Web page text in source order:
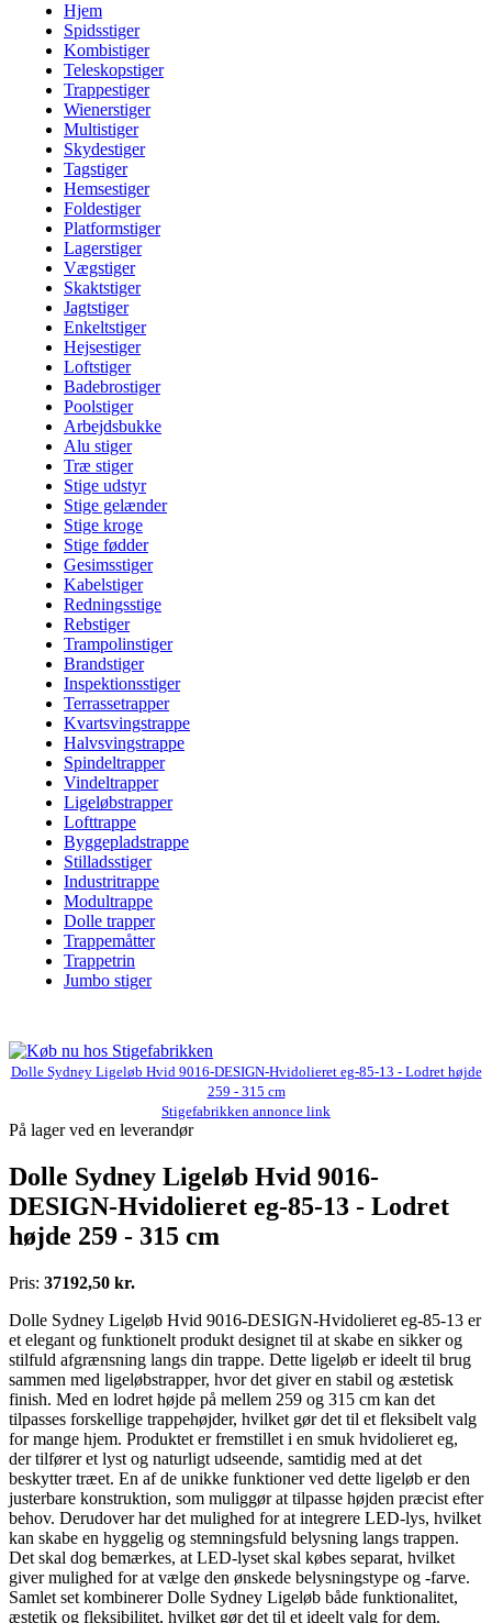
Hjem
Spidsstiger
Kombistiger
Teleskopstiger
Trappestiger
Wienerstiger
Multistiger
Skydestiger
Tagstiger
Hemsestiger
Foldestiger
Platformstiger
Lagerstiger
Vægstiger
Skaktstiger
Jagtstiger
Enkeltstiger
Hejsestiger
Loftstiger
Badebrostiger
Poolstiger
Arbejdsbukke
Alu stiger
Træ stiger
Stige udstyr
Stige gelænder
Stige kroge
Stige fødder
Gesimsstiger
Kabelstiger
Redningsstige
Rebstiger
Trampolinstiger
Brandstiger
Inspektionsstiger
Terrassetrapper
Kvartsvingstrappe
Halvsvingstrappe
Spindeltrapper
Vindeltrapper
Ligeløbstrapper
Lofttrappe
Byggepladstrappe
Stilladsstiger
Industritrappe
Modultrappe
Dolle trapper
Trappemåtter
Trappetrin
Jumbo stiger
Dolle Sydney Ligeløb Hvid 9016-DESIGN-Hvidolieret eg-85-13 - Lodret højde
259 - 315 cm
Stigefabrikken annonce link
På lager ved en leverandør
Dolle Sydney Ligeløb Hvid 9016-
DESIGN-Hvidolieret eg-85-13 - Lodret
højde 259 - 315 cm
Pris: 37192,50 kr.
Dolle Sydney Ligeløb Hvid 9016-DESIGN-Hvidolieret eg-85-13 er
et elegant og funktionelt produkt designet til at skabe en sikker og
stilfuld afgrænsning langs din trappe. Dette ligeløb er ideelt til brug
sammen med ligeløbstrapper, hvor det giver en stabil og æstetisk
finish. Med en lodret højde på mellem 259 og 315 cm kan det
tilpasses forskellige trappehøjder, hvilket gør det til et fleksibelt valg
for mange hjem. Produktet er fremstillet i en smuk hvidolieret eg,
der tilfører et lyst og naturligt udseende, samtidig med at det
beskytter træet. En af de unikke funktioner ved dette ligeløb er den
justerbare konstruktion, som muliggør at tilpasse højden præcist efter
behov. Derudover har det mulighed for at integrere LED-lys, hvilket
kan skabe en hyggelig og stemningsfuld belysning langs trappen.
Det skal dog bemærkes, at LED-lyset skal købes separat, hvilket
giver mulighed for at vælge den ønskede belysningstype og -farve.
Samlet set kombinerer Dolle Sydney Ligeløb både funktionalitet,
æstetik og fleksibilitet, hvilket gør det til et ideelt valg for dem.